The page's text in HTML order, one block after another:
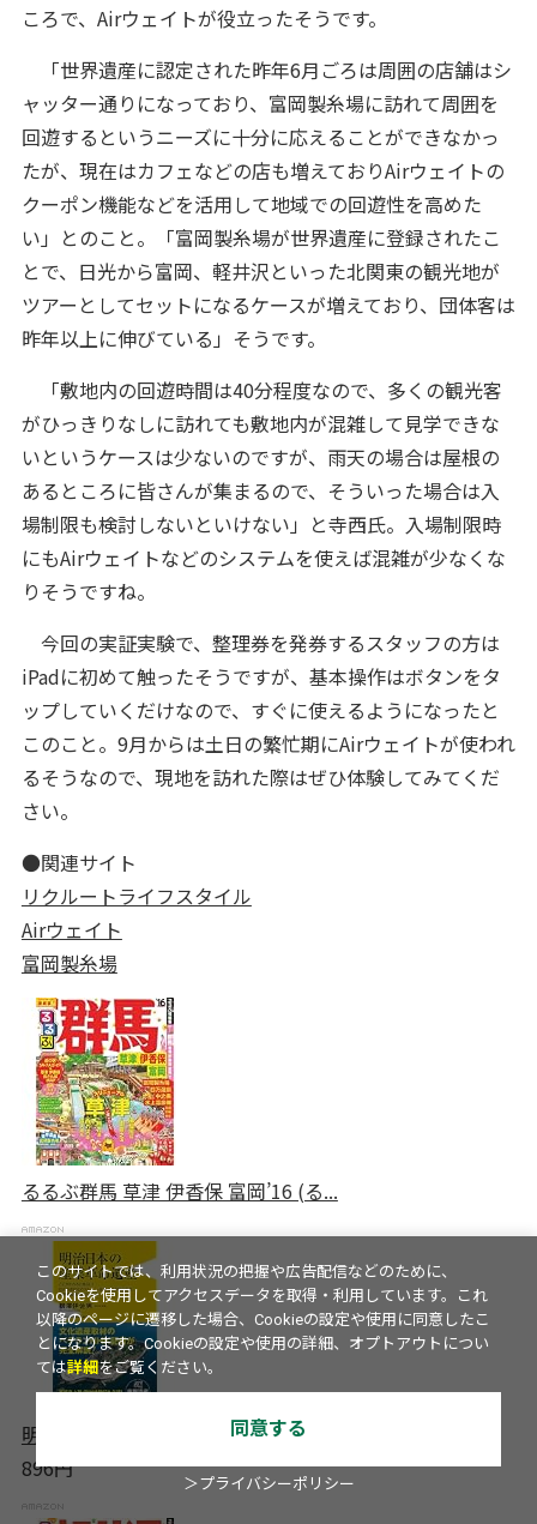
ころで、Airウェイトが役立ったそうです。
「世界遺産に認定された昨年6月ごろは周囲の店舗はシ
ャッター通りになっており、富岡製糸場に訪れて周囲を
回遊するというニーズに十分に応えることができなかっ
たが、現在はカフェなどの店も増えておりAirウェイトの
クーポン機能などを活用して地域での回遊性を高めた
い」とのこと。「富岡製糸場が世界遺産に登録されたこ
とで、日光から富岡、軽井沢といった北関東の観光地が
ツアーとしてセットになるケースが増えており、団体客は
昨年以上に伸びている」そうです。
「敷地内の回遊時間は40分程度なので、多くの観光客
がひっきりなしに訪れても敷地内が混雑して見学できな
いというケースは少ないのですが、雨天の場合は屋根の
あるところに皆さんが集まるので、そういった場合は入
場制限も検討しないといけない」と寺西氏。入場制限時
にもAirウェイトなどのシステムを使えば混雑が少なくな
りそうですね。
今回の実証実験で、整理券を発券するスタッフの方は
iPadに初めて触ったそうですが、基本操作はボタンをタ
ップしていくだけなので、すぐに使えるようになったと
このこと。9月からは土日の繁忙期にAirウェイトが使われ
るそうなので、現地を訪れた際はぜひ体験してみてくだ
さい。
●関連サイト
リクルートライフスタイル
Airウェイト
富岡製糸場
るるぶ群馬 草津 伊香保 富岡’16 (る...
明治日本の産業革命遺産 (ワニブック...
896円
このサイトでは、利用状況の把握や広告配信などのために、
Cookieを使用してアクセスデータを取得・利用しています。これ
以降のページに遷移した場合、Cookieの設定や使用に同意したこ
とになります。Cookieの設定や使用の詳細、オプトアウトについ
ては詳細をご覧ください。
同意する
＞プライバシーポリシー